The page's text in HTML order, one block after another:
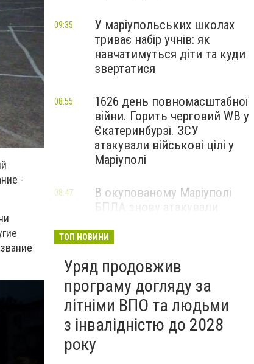
-
У маріупольських школах
триває набір учнів: як
навчатимуться діти та куди
звертатися
09:35
1626 день повномасштабної
війни. Горить черговий WB у
Єкатеринбурзі. ЗСУ
атакували військові цілі у
Маріуполі
08:55
В окупованому Маріуполі
БПЛА знову атакували
— ВІДЕО
08:47
ТОП НОВИНИ
Уряд продовжив
програму догляду за
літніми ВПО та людьми
з інвалідністю до 2028
року